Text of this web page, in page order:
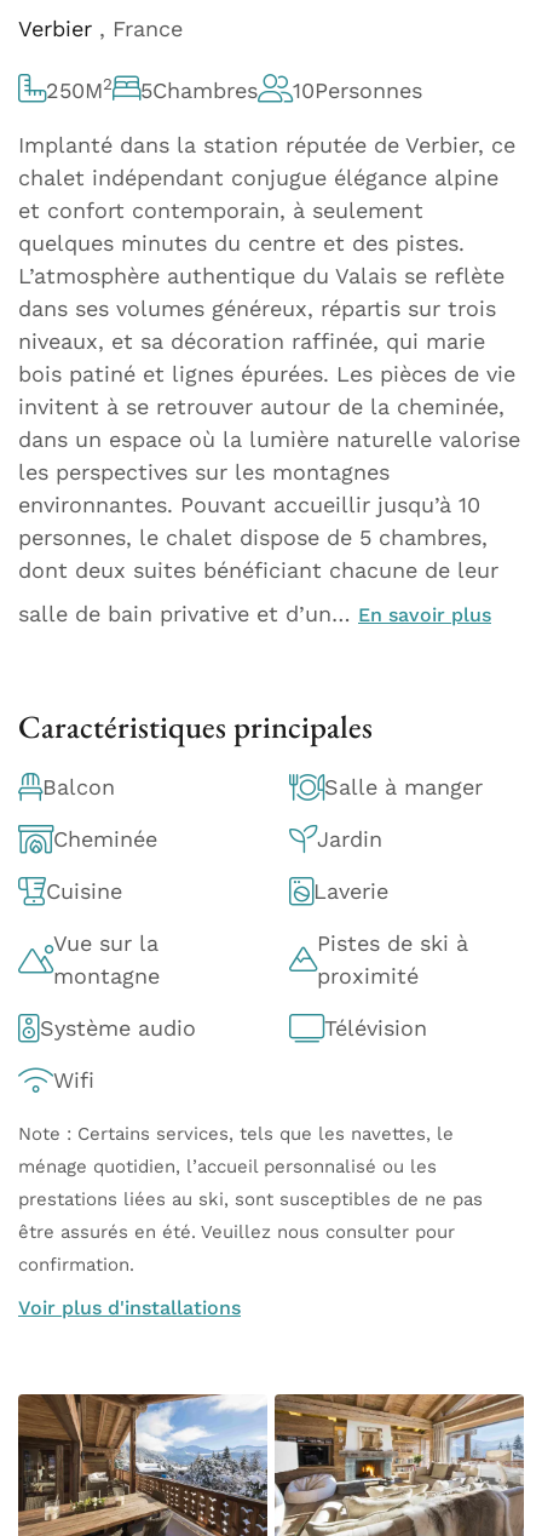
Verbier , France
250M2 5Chambres 10Personnes
Implanté dans la station réputée de Verbier, ce
chalet indépendant conjugue élégance alpine
et confort contemporain, à seulement
quelques minutes du centre et des pistes.
L’atmosphère authentique du Valais se reflète
dans ses volumes généreux, répartis sur trois
niveaux, et sa décoration raffinée, qui marie
bois patiné et lignes épurées. Les pièces de vie
invitent à se retrouver autour de la cheminée,
dans un espace où la lumière naturelle valorise
les perspectives sur les montagnes
environnantes. Pouvant accueillir jusqu’à 10
personnes, le chalet dispose de 5 chambres,
dont deux suites bénéficiant chacune de leur
salle de bain privative et d’un… En savoir plus
Caractéristiques principales
Balcon Salle à manger
Cheminée Jardin
Cuisine Laverie
Vue sur la
montagne
Pistes de ski à
proximité
Système audio Télévision
Wifi
Note : Certains services, tels que les navettes, le
ménage quotidien, l’accueil personnalisé ou les
prestations liées au ski, sont susceptibles de ne pas
être assurés en été. Veuillez nous consulter pour
confirmation.
Voir plus d'installations